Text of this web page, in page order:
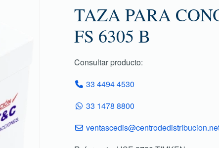
TAZA PARA
FS 6305 B
Consultar producto:
33 4494 4530
33 1478 8800